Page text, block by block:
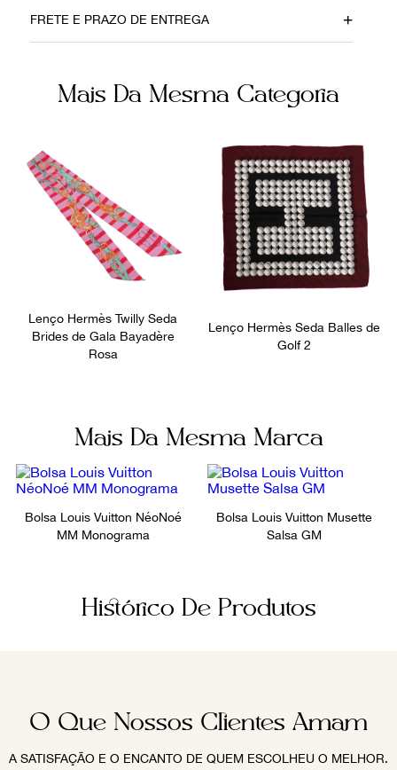
03092019 Seda
Rosa Caixa
Dia a Dia
FRETE E PRAZO DE ENTREGA
Mais Da Mesma Categoria
Lenço Hermès Twilly Seda
Brides de Gala Bayadère
Rosa
Lenço Hermès Seda Balles de
Golf 2
Mais Da Mesma Marca
Bolsa Louis Vuitton NéoNoé
MM Monograma
Bolsa Louis Vuitton Musette
Salsa GM
Histórico De Produtos
O Que Nossos Clientes Amam
A SATISFAÇÃO E O ENCANTO DE QUEM ESCOLHEU O MELHOR.